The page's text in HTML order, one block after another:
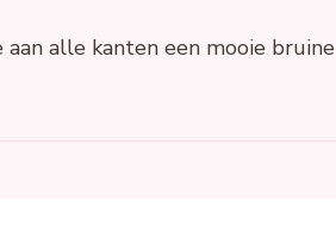
alle kanten een mooie bruine